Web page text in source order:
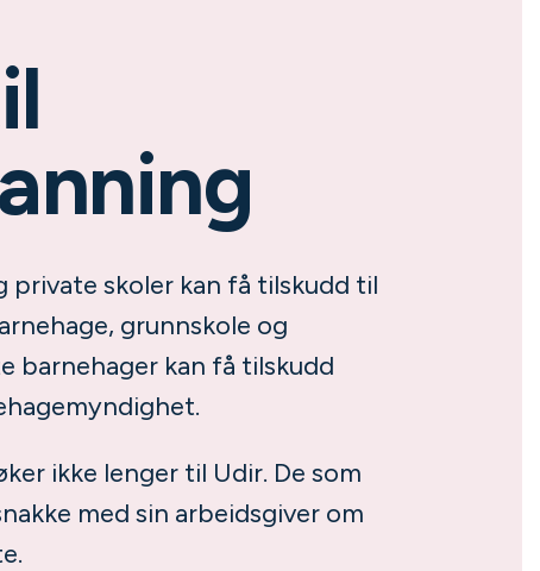
private skoler kan få tilskudd til
grunnskole og
barnehager kan få tilskudd
ikke lenger til Udir. De som
med sin arbeidsgiver om